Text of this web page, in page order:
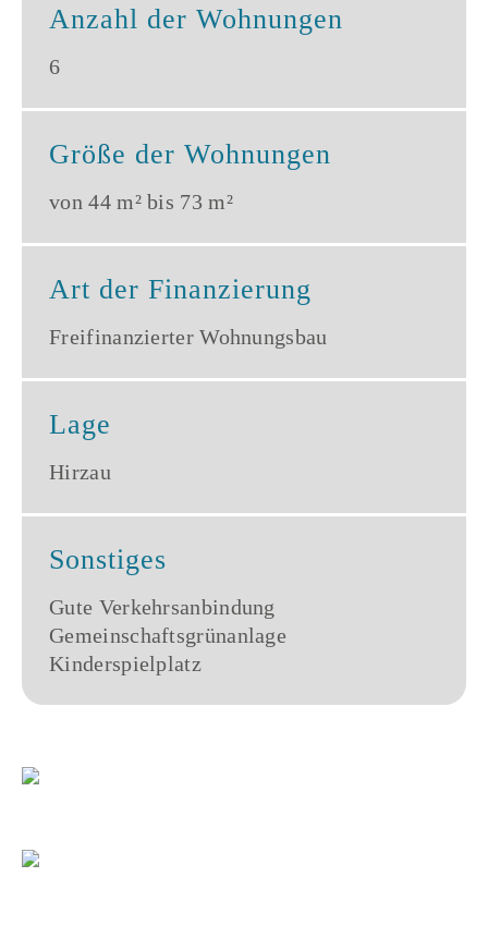
Anzahl der Wohnungen
6
Größe der Wohnungen
von 44 m² bis 73 m²
Art der Finanzierung
Freifinanzierter Wohnungsbau
Lage
Hirzau
Sonstiges
Gute Verkehrsanbindung
Gemeinschaftsgrünanlage
Kinderspielplatz